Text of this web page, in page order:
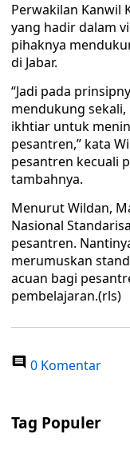
Perwakilan Kanwil
yang hadir dalam
pihaknya
di Jabar.
“Jadi pada
mendukung
ikhtiar untuk
pesantren,” kata
pesantren kecuali
tambahnya.
Menurut Wildan,
Nasional
pesantren.
merumuskan
acuan bagi
pembelajaran.(rls)
0 Komentar
Tag Populer